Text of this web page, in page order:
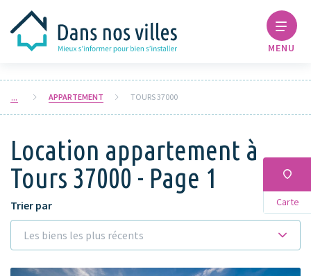
MENU
APPARTEMENT TOURS 37000
Location appartement à
Tours 37000 - Page 1
Carte
Trier par
Les biens les plus récents